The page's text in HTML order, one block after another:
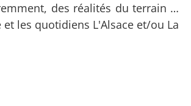
des réalités du terrain …
les quotidiens L'Alsace et/ou La